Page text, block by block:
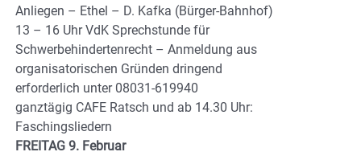
Anliegen – Ethel – D. Kafka (Bürger-Bahnhof)
13 – 16 Uhr VdK Sprechstunde für
Schwerbehindertenrecht – Anmeldung aus
organisatorischen Gründen dringend
erforderlich unter 08031-619940
ganztägig CAFE Ratsch und ab 14.30 Uhr:
Faschingsliedern
FREITAG 9. Februar